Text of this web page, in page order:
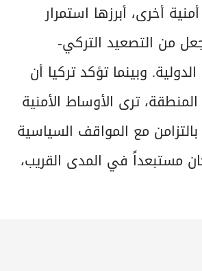
أخرى، أبرزها استمرار
من التصعيد التركي-
وبينما تؤكد تركيا أن
ترى الأوساط الأمنية
بالتزامن مع المواقف السياسية
مستبعداً في المدى القريب،